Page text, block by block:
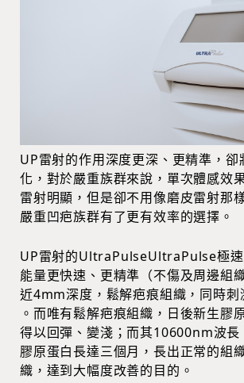
UP雷射的作用深度更深、更精準，卻
化，對於嚴重族群來說，單次體感效
雷射明顯，但是卻不用像磨皮雷射那
嚴重凹疤族群有了更有效率的選擇。
UP雷射的UltraPulseUltraPulse極
能量更快速、更精準（不傷及周邊組
近4mm深度，鬆解疤痕組織，同時刺
。而唯有鬆解疤痕組織，日後新生膠
得以回彈、變淺；而其10600nm波長
膠原蛋白長達三個月，長出正常的組
織，達到大幅度改善的目的。